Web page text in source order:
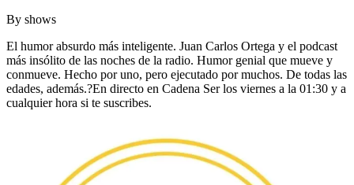
By shows
El humor absurdo más inteligente. Juan Carlos Ortega y el podcast
más insólito de las noches de la radio. Humor genial que mueve y
conmueve. Hecho por uno, pero ejecutado por muchos. De todas las
edades, además.?En directo en Cadena Ser los viernes a la 01:30 y a
cualquier hora si te suscribes.